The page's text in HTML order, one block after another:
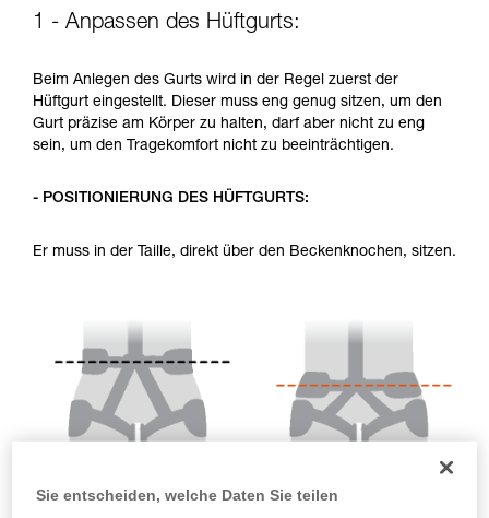
Sie ihn eigenständig durchführen.
verbundenen Techniken. Möglicherweise gibt es
noch andere Techniken, die hier nicht
beschrieben werden.
1 - Anpassen des Hüftgurts:
Beim Anlegen des Gurts wird in der Regel zuerst der
Hüftgurt eingestellt. Dieser muss eng genug sitzen, um den
Gurt präzise am Körper zu halten, darf aber nicht zu eng
sein, um den Tragekomfort nicht zu beeinträchtigen.
- POSITIONIERUNG DES HÜFTGURTS:
Er muss in der Taille, direkt über den Beckenknochen, sitzen.
Sie entscheiden, welche Daten Sie teilen